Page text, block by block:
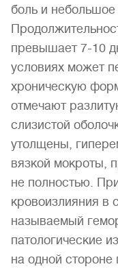
боль и
превышает 7-10
условиях может
хроническую
отмечают
слизистой
утолщены,
вязкой мокроты,
не полностью.
кровоизлияния в
называемый
патологические
на одной стороне